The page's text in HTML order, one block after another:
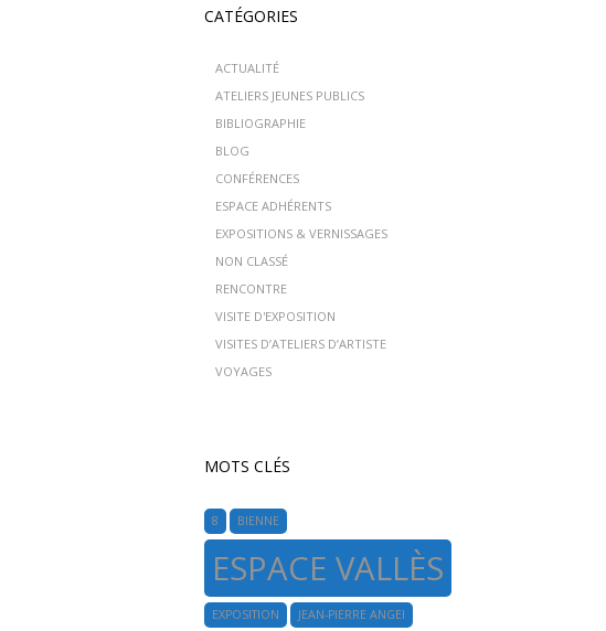
CATÉGORIES
ACTUALITÉ
ATELIERS JEUNES PUBLICS
BIBLIOGRAPHIE
BLOG
CONFÉRENCES
ESPACE ADHÉRENTS
EXPOSITIONS & VERNISSAGES
NON CLASSÉ
RENCONTRE
VISITE D'EXPOSITION
VISITES D’ATELIERS D’ARTISTE
VOYAGES
MOTS CLÉS
8 BIENNE
ESPACE VALLÈS
EXPOSITION JEAN-PIERRE ANGEI